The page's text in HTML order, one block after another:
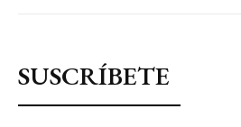
SUSCRÍBETE